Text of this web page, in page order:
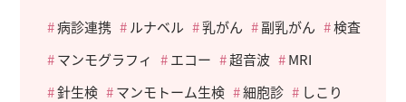
病診連携
ルナベル 乳がん 副乳がん
検査
マンモグラフィ
エコー 超音波
MRI
針生検
マンモトーム生検 細胞診
しこり